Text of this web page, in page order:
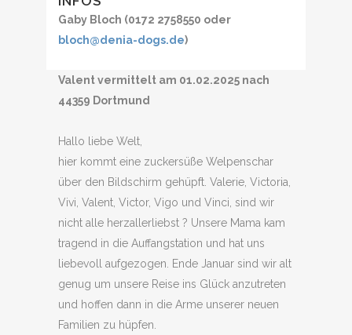
Gaby Bloch (0172 2758550 oder
bloch@denia-dogs.de)
Valent vermittelt am 01.02.2025 nach
44359 Dortmund
Hallo liebe Welt,
hier kommt eine zuckersüße Welpenschar
über den Bildschirm gehüpft. Valerie, Victoria,
Vivi, Valent, Victor, Vigo und Vinci, sind wir
nicht alle herzallerliebst ? Unsere Mama kam
tragend in die Auffangstation und hat uns
liebevoll aufgezogen. Ende Januar sind wir alt
genug um unsere Reise ins Glück anzutreten
und hoffen dann in die Arme unserer neuen
Familien zu hüpfen.